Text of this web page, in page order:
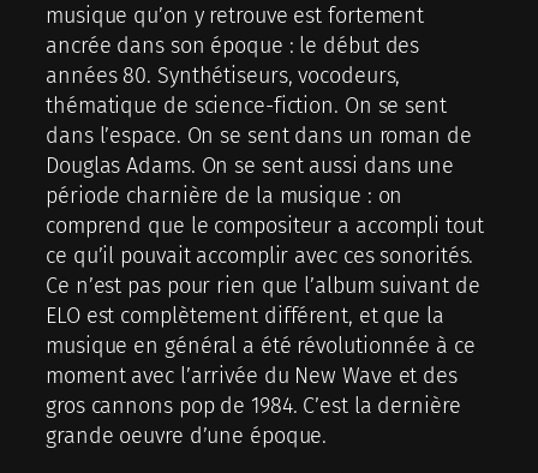
musique qu’on y retrouve est fortement
ancrée dans son époque : le début des
années 80. Synthétiseurs, vocodeurs,
thématique de science-fiction. On se sent
dans l’espace. On se sent dans un roman de
Douglas Adams. On se sent aussi dans une
période charnière de la musique : on
comprend que le compositeur a accompli tout
ce qu’il pouvait accomplir avec ces sonorités.
Ce n’est pas pour rien que l’album suivant de
ELO est complètement différent, et que la
musique en général a été révolutionnée à ce
moment avec l’arrivée du New Wave et des
gros cannons pop de 1984. C’est la dernière
grande oeuvre d’une époque.